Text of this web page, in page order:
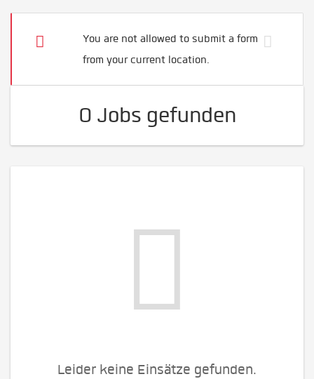
You are not allowed to submit a form
from your current location.
0 Jobs gefunden
Leider keine Einsätze gefunden.